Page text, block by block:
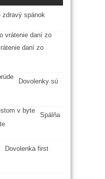
zdravý spánok
daní zo
Dovolenky sú
Spálňa
Dovolenka first